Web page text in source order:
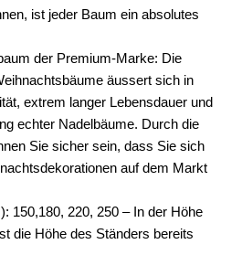
ist jeder Baum ein absolutes
der Premium-Marke: Die
äussert sich in
extrem langer Lebensdauer und
echter Nadelbäume. Durch die
Sie sicher sein, dass Sie sich
auf dem Markt
150,180, 220, 250 – In der Höhe
die Höhe des Ständers bereits